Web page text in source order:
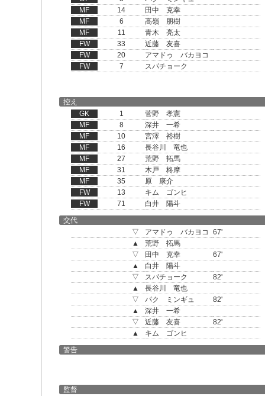
MF
14
田中 克幸
MF
6
高嶺 朋樹
MF
11
青木 亮太
FW
33
近藤 友喜
FW
20
アマドゥ バカヨコ
FW
7 スパチョーク
控え
GK
1
菅野 孝憲
MF
8
深井 一希
MF
10
宮澤 裕樹
MF
16
長谷川 竜也
MF
27
荒野 拓馬
MF
31
木戸 柊摩
MF
35
原 康介
FW
13
キム ゴンヒ
FW
71
白井 陽斗
交代
▽
アマドゥ バカヨコ
67'
▲
荒野 拓馬
▽
田中 克幸
67'
▲
白井 陽斗
▽
スパチョーク
82'
▲
長谷川 竜也
▽
パク ミンギュ
82'
▲
深井 一希
▽
近藤 友喜
82'
▲
キム ゴンヒ
警告
監督